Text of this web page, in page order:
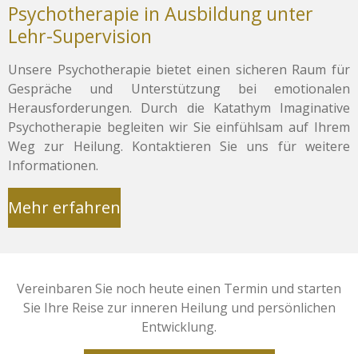
Psychotherapie in Ausbildung unter
Lehr-Supervision
Unsere Psychotherapie bietet einen sicheren Raum für
Gespräche und Unterstützung bei emotionalen
Herausforderungen. Durch die Katathym Imaginative
Psychotherapie begleiten wir Sie einfühlsam auf Ihrem
Weg zur Heilung. Kontaktieren Sie uns für weitere
Informationen.
Mehr erfahren
Vereinbaren Sie noch heute einen Termin und starten
Sie Ihre Reise zur inneren Heilung und persönlichen
Entwicklung.